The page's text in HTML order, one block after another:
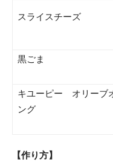
スライスチーズ
黒ごま
キユーピー オリーブ
ング
【作り方】